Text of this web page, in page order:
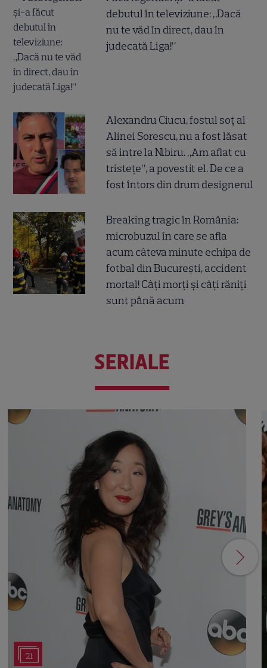
debutul în televiziune: „Dacă
nu te văd în direct, dau în
judecată Liga!”
Alexandru Ciucu, fostul soț al
Alinei Sorescu, nu a fost lăsat
să intre la Nibiru. „Am aflat cu
tristețe”, a povestit el. De ce a
fost întors din drum designerul
Breaking tragic în România:
microbuzul în care se afla
acum câteva minute echipa de
fotbal din București, accident
mortal! Câți morți și câți răniți
sunt până acum
SERIALE
21